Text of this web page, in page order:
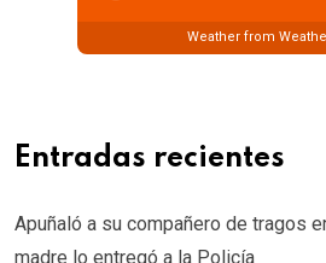
Weather from
Entradas recientes
Apuñaló a su compañero de tragos
madre lo entregó a la Policía